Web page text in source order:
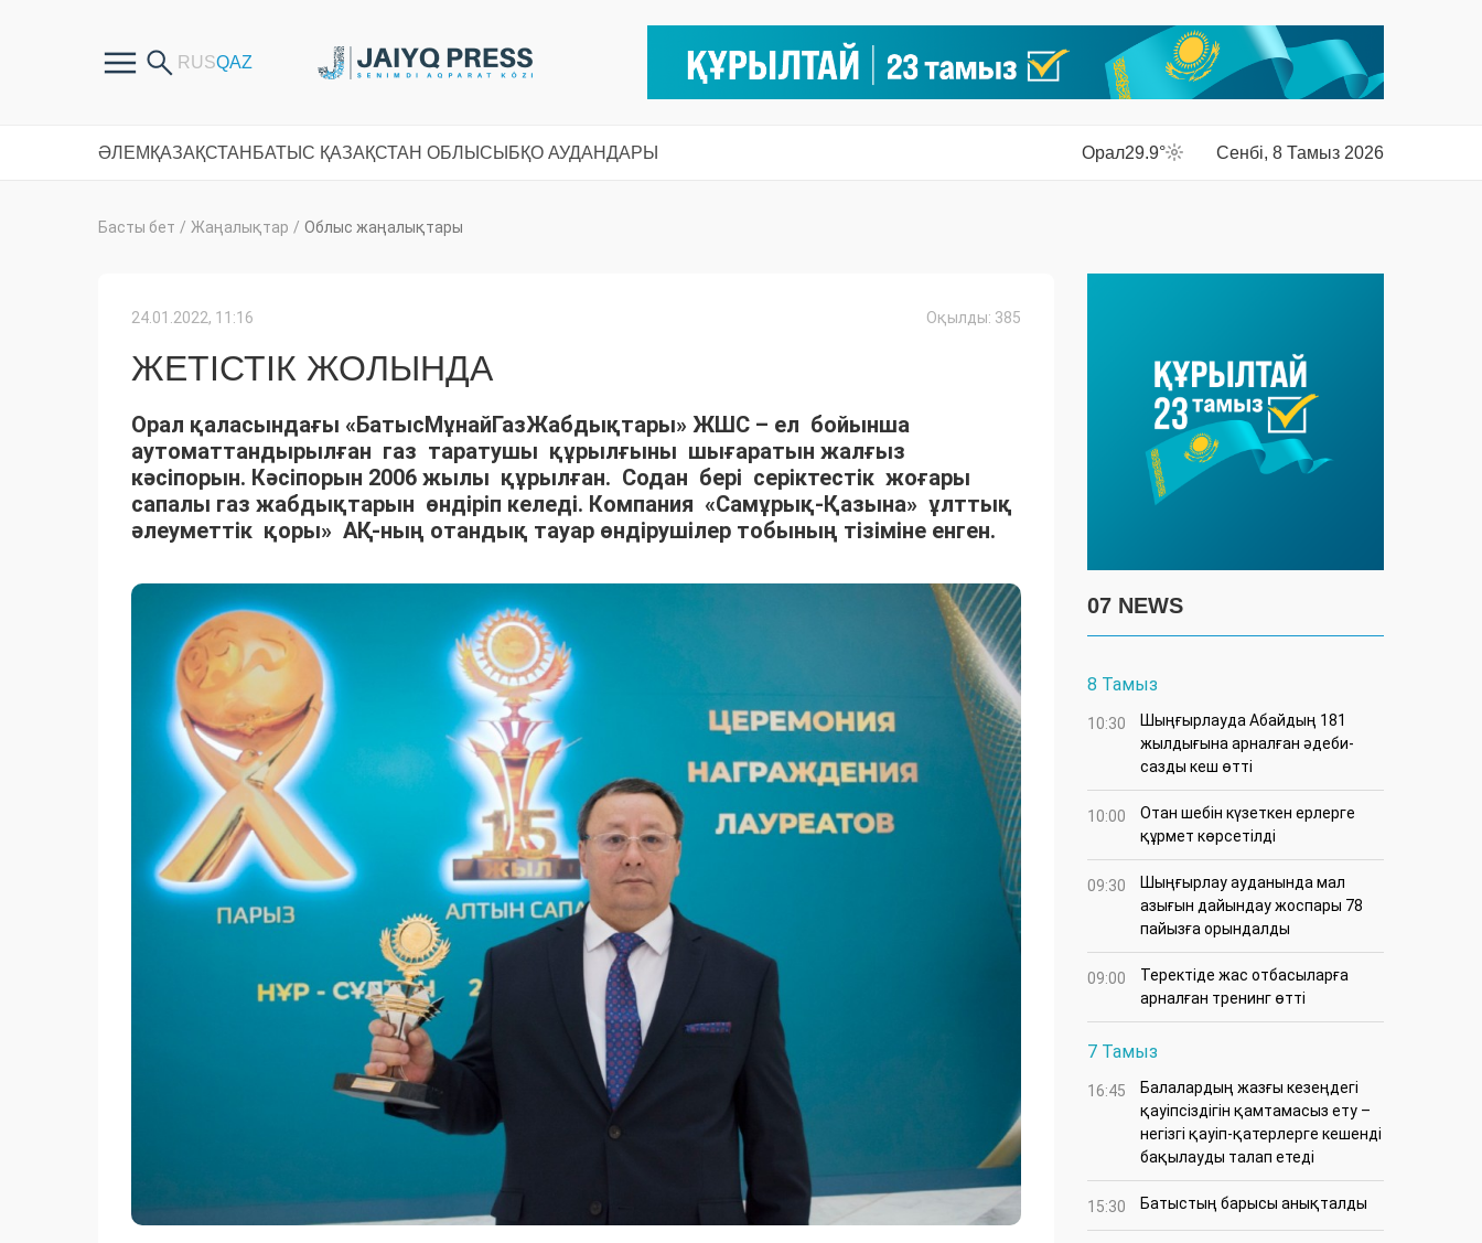
ӘЛЕМ ҚАЗАҚСТАН БАТЫС ҚАЗАҚСТАН ОБЛЫСЫ БҚО АУДАНДАРЫ Орал29.9° Сенбі, 8 Тамыз 2026
Басты бет / Жаңалықтар / Облыс жаңалықтары
24.01.2022, 11:16 Оқылды: 385
ЖЕТІСТІК ЖОЛЫНДА
Орал қаласындағы «БатысМұнайГазЖабдықтары» ЖШС – ел бойынша
аутоматтандырылған газ таратушы құрылғыны шығаратын жалғыз
кәсіпорын. Кәсіпорын 2006 жылы құрылған. Содан бері серіктестік жоғары
сапалы газ жабдықтарын өндіріп келеді. Компания «Самұрық-Қазына» ұлттық
әлеуметтік қоры» АҚ-ның отандық тауар өндірушілер тобының тізіміне енген.
07 NEWS
8 Тамыз
10:30
Шыңғырлауда Абайдың 181
жылдығына арналған әдеби-
сазды кеш өтті
10:00
Отан шебін күзеткен ерлерге
құрмет көрсетілді
09:30
​Шыңғырлау ауданында мал
азығын дайындау жоспары 78
пайызға орындалды
09:00
​Теректіде жас отбасыларға
арналған тренинг өтті
7 Тамыз
16:45
Балалардың жазғы кезеңдегі
қауіпсіздігін қамтамасыз ету –
негізгі қауіп-қатерлерге кешенді
бақылауды талап етеді
15:30 Батыстың барысы анықталды